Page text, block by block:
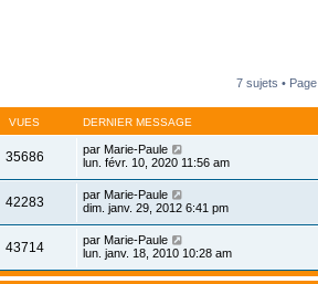
7 sujets • Page
VUES DERNIER MESSAGE
35686 par Marie-Paule
lun. févr. 10, 2020 11:56 am
42283 par Marie-Paule
dim. janv. 29, 2012 6:41 pm
43714 par Marie-Paule
lun. janv. 18, 2010 10:28 am